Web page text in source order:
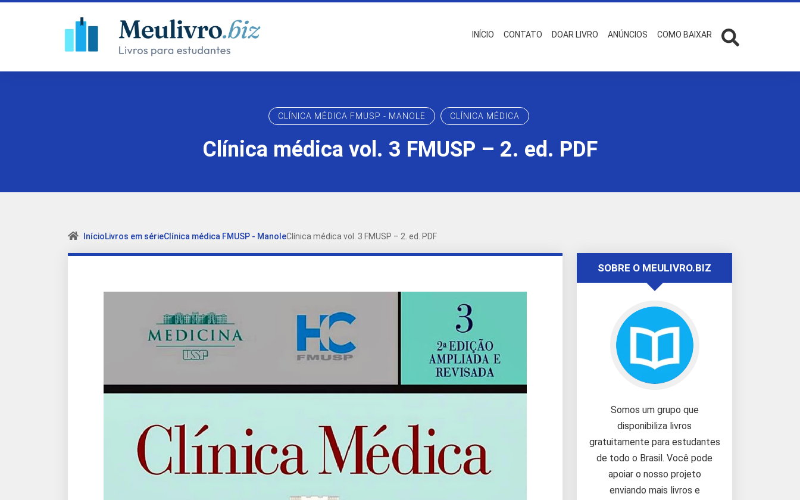
INÍCIO CONTATO DOAR LIVRO ANÚNCIOS COMO BAIXAR
CLÍNICA MÉDICA FMUSP - MANOLE CLÍNICA MÉDICA
Clínica médica vol. 3 FMUSP – 2. ed. PDF
InícioLivros em sérieClínica médica FMUSP - ManoleClínica médica vol. 3 FMUSP – 2. ed. PDF
SOBRE O MEULIVRO.BIZ
Somos um grupo que
disponibiliza livros
gratuitamente para estudantes
de todo o Brasil. Você pode
apoiar o nosso projeto
enviando mais livros e